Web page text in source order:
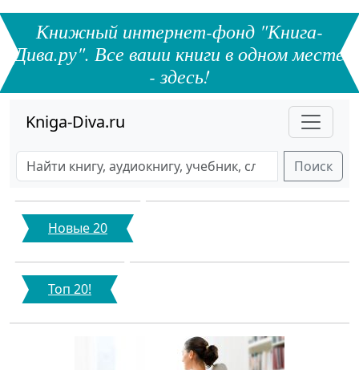
Книжный интернет-фонд "Книга-
Дива.ру". Все ваши книги в одном месте
- здесь!
Kniga-Diva.ru
Поиск
Новые 20
Топ 20!